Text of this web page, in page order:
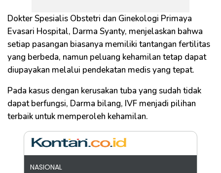
Dokter Spesialis Obstetri dan Ginekologi Primaya
Evasari Hospital, Darma Syanty, menjelaskan bahwa
setiap pasangan biasanya memiliki tantangan fertilitas
yang berbeda, namun peluang kehamilan tetap dapat
diupayakan melalui pendekatan medis yang tepat.
Pada kasus dengan kerusakan tuba yang sudah tidak
dapat berfungsi, Darma bilang, IVF menjadi pilihan
terbaik untuk memperoleh kehamilan.
NASIONAL